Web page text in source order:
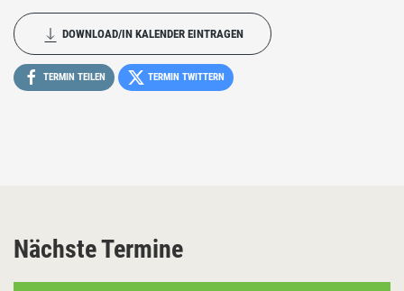
DOWNLOAD/IN KALENDER EINTRAGEN
TERMIN TEILEN TERMIN TWITTERN
Nächste Termine